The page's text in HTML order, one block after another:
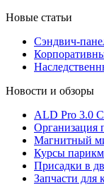
Новые статьи
Сэндвич-
Новости и обзоры
ALD Pro 3.0
Магнитный
Курсы
Присадки в
Запчасти для